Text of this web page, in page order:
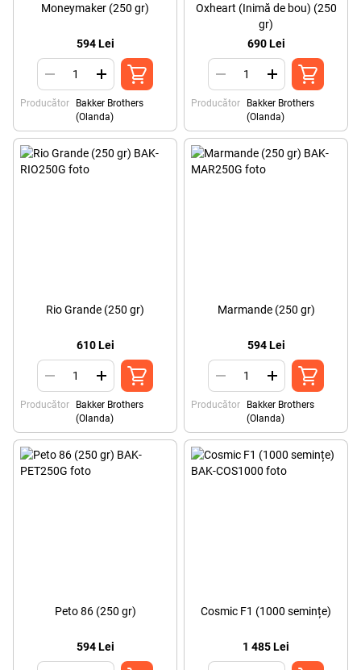
Moneymaker (250 gr)
594 Lei
Producător
Bakker Brothers
(Olanda)
Oxheart (Inimă de bou) (250
gr)
690 Lei
Producător
Bakker Brothers
(Olanda)
Rio Grande (250 gr)
610 Lei
Producător
Bakker Brothers
(Olanda)
Marmande (250 gr)
594 Lei
Producător
Bakker Brothers
(Olanda)
Peto 86 (250 gr)
594 Lei
Cosmic F1 (1000 semințe)
1 485 Lei